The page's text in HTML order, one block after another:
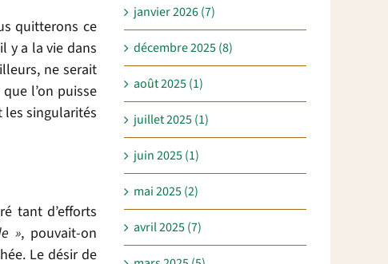
quitterons ce
y a la vie dans
ne serait
l’on puisse
les singularités
tant d’efforts
», pouvait-on
Le désir de
janvier 2026 (7)
décembre 2025 (8)
août 2025 (1)
juillet 2025 (1)
juin 2025 (1)
mai 2025 (2)
avril 2025 (7)